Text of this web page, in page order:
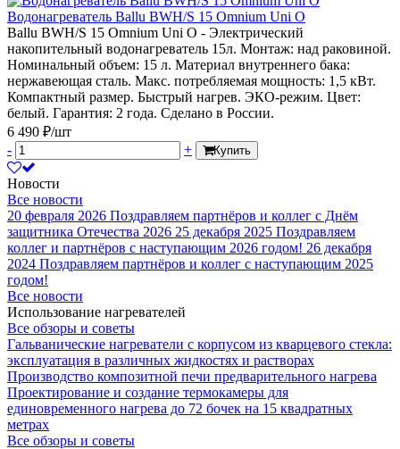
Водонагреватель Ballu BWH/S 15 Omnium Uni O
Ballu BWH/S 15 Omnium Uni O - Электрический
накопительный водонагреватель 15л. Монтаж: над раковиной.
Номинальный объем: 15 л. Материал внутреннего бака:
нержавеющая сталь. Макс. потребляемая мощность: 1,5 кВт.
Компактный размер. Быстрый нагрев. ЭКО-режим. Цвет:
белый. Гарантия: 2 года. Сделано в России.
6 490 ₽/шт
-
+ Купить
Новости
Все новости
20 февраля 2026 Поздравляем партнёров и коллег с Днём
защитника Отечества 2026 25 декабря 2025 Поздравляем
коллег и партнёров с наступающим 2026 годом! 26 декабря
2024 Поздравляем партнёров и коллег с наступающим 2025
годом!
Все новости
Использование нагревателей
Все обзоры и советы
Гальванические нагреватели с корпусом из кварцевого стекла:
эксплуатация в различных жидкостях и растворах
Производство композитной печи предварительного нагрева
Проектирование и создание термокамеры для
единовременного нагрева до 72 бочек на 15 квадратных
метрах
Все обзоры и советы